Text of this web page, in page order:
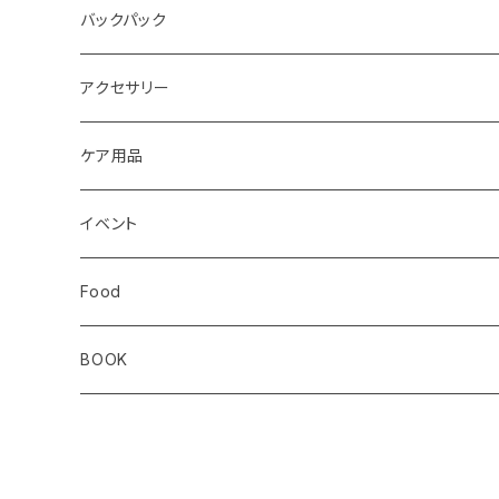
レディス
メンズ
レディス
キッズ
ジム トレーニング
Static
Milestone
Altra
ibex
ULTIMATE DIRECTION
Milestone
Drymax
Hiker Trash
OS1st
extremities
STRIDE
バックパック
Ultimate Direction
Teton Bros.
RawLow Mountain Works
Okara
Rab
アクセサリー
Halo Commodity
Extremities
Km4k
Coros
ケア用品
ROD
Correct Toes
Aggressive Design
イベント
Zero Limits in Niseko
Food
The Small Twist
BOOK